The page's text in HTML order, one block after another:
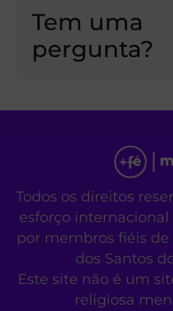
Tem uma
pergunta?
Todos os direitos
esforço
por membros fiéis de
dos Santos
Este site não é um
religiosa